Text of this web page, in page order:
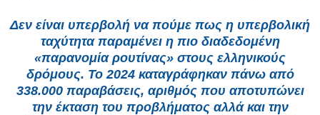
Δεν είναι υπερβολή να πούμε πως η υπερβολική
ταχύτητα παραμένει η πιο διαδεδομένη
«παρανομία ρουτίνας» στους ελληνικούς
δρόμους. Το 2024 καταγράφηκαν πάνω από
338.000 παραβάσεις, αριθμός που αποτυπώνει
την έκταση του προβλήματος αλλά και την